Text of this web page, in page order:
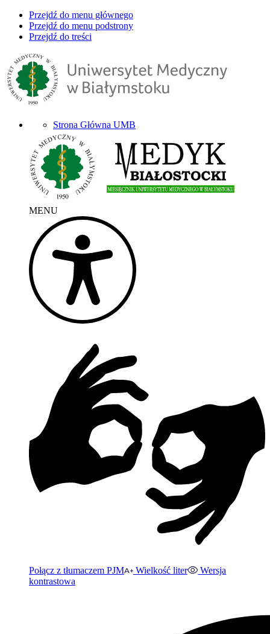
Przejdź do menu głównego
Przejdź do menu podstrony
Przejdź do treści
Strona Główna UMB
MENU
Połącz z tłumaczem PJM Wielkość liter
Wersja
kontrastowa